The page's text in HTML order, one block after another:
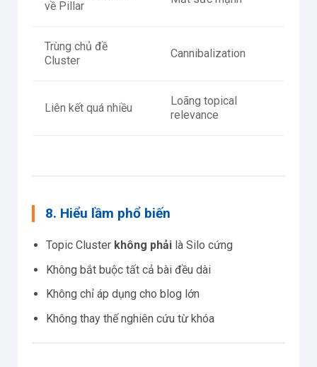
về Pillar
Trùng chủ đề
Cluster
Cannibalization
Liên kết quá nhiều
Loãng topical
relevance
8. Hiểu lầm phổ biến
Topic Cluster không phải là Silo cứng
Không bắt buộc tất cả bài đều dài
Không chỉ áp dụng cho blog lớn
Không thay thế nghiên cứu từ khóa